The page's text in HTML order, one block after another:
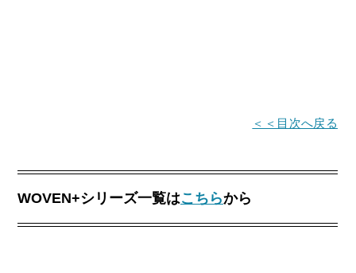
＜＜目次へ戻る
WOVEN+シリーズ一覧はこちらから